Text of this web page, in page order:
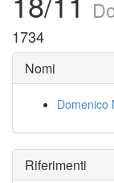
1734
Nomi
Domenico
Riferimenti